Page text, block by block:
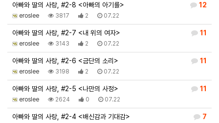
12
아빠와 딸의 사랑, #2-8 <아빠의 아기를>
eroslee 3817 2 07.22
11
아빠와 딸의 사랑, #2-7 <내 위의 여자>
eroslee 3143 2 07.22
11
아빠와 딸의 사랑, #2-6 <금단의 소리>
eroslee 3198 2 07.22
11
아빠와 딸의 사랑, #2-5 <나만의 사정>
eroslee 2624 0 07.22
7
아빠와 딸의 사랑, #2-4 <배신감과 기대감>